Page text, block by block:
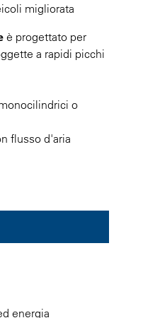
migliorata
è progettato per
a rapidi picchi
o
flusso d'aria
energia